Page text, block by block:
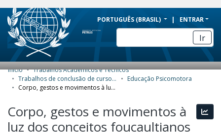
BRAZIL
Simplifique!
Comunica BR
Participe
Acesso à informação
Canais
PORTUGUÊS (BRASIL) ENTRAR
Ir
COMUNIDADES E COLEÇÕES
ESTATÍSTICAS
SOBRE
Início
Trabalhos Acadêmicos e Técnicos
Trabalhos de conclusão de curso de Especialização
Educação Psicomotora
Corpo, gestos e movimentos à luz dos conceitos foucaultianos
Corpo, gestos e movimentos à
luz dos conceitos foucaultianos